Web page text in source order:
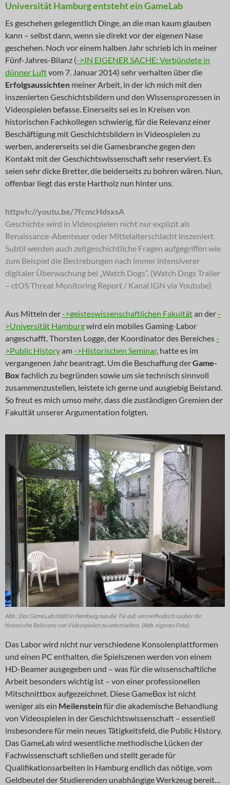
Universität Hamburg entsteht ein GameLab
Es geschehen gelegentlich Dinge, an die man kaum glauben
kann – selbst dann, wenn sie direkt vor der eigenen Nase
geschehen. Noch vor einem halben Jahr schrieb ich in meiner
Fünf-Jahres-Bilanz (->IN EIGENER SACHE: Verbündete in
dünner Luftvom 7. Januar 2014) sehr verhalten über die
Erfolgsaussichten meiner Arbeit, in der ich mich mit den
inszenierten Geschichtsbildern und den Wissensprozessen in
Videospielen befasse. Einerseits sei es in Kreisen von
historischen Fachkollegen schwierig, für die Relevanz einer
Beschäftigung mit Geschichtsbildern in Videospielen zu
werben, andererseits sei die Gamesbranche gegen den
Kontakt mit der Geschichtswissenschaft sehr reserviert. Es
seien sehr dicke Bretter, die beiderseits zu bohren wären. Nun,
offenbar liegt das erste Hartholz nun hinter uns.
httpvh://youtu.be/7fcmcHdsxsA
Geschichte wird in Videospielen nicht nur explizit als
Renaissance-Abenteuer oder Mittelalterschlacht inszeniert.
Subtil werden auch zeitgeschichtliche Fragen aufgegriffen wie
zum Beispiel die Bestrebungen nach immer intensiverer
digitaler Überwachung bei „Watch Dogs“. (Watch Dogs Trailer
– ctOS Threat Monitoring Report / Kanal IGN via Youtube)
Aus Mitteln der->geisteswissenschaftlichen Fakultätan der-
>Universität Hamburgwird ein mobiles Gaming-Labor
angeschafft. Thorsten Logge, der Koordinator des Bereiches-
>Public Historyam->Historischen Seminar, hatte es im
vergangenen Jahr beantragt. Um die Beschaffung derGame-
Box fachlich zu begründen sowie um sie technisch sinnvoll
zusammenzustellen, leistete ich gerne und ausgiebig Beistand.
So freut es mich umso mehr, dass die zuständigen Gremien der
Fakultät unserer Argumentation folgten.
Abb.: Das GameLab stößt in Hamburg nun die Tür auf, um methodisch sauber die
historische Relevanz von Videospielen zu untersuchen. (Abb. eigenes Foto)
Das Labor wird nicht nur verschiedene Konsolenplattformen
und einen PC enthalten, die Spielszenen werden von einem
HD-Beamer ausgegeben und – was für die wissenschaftliche
Arbeit besonders wichtig ist – von einer professionellen
Mitschnittbox aufgezeichnet. Diese GameBox ist nicht
weniger als ein Meilensteinfür die akademische Behandlung
von Videospielen in der Geschichtswissenschaft – essentiell
insbesondere für mein neues Tätigkeitsfeld, die Public History.
Das GameLab wird wesentliche methodische Lücken der
Fachwissenschaft schließen und stellt gerade für
Qualifikationsarbeiten in Hamburg endlich das nötige, vom
Geldbeutel der Studierenden unabhängige Werkzeug bereit…